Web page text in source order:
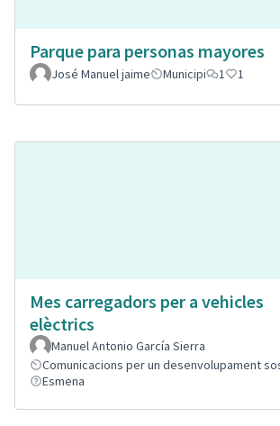
Parque para personas mayores
José Manuel jaime
Municipi 1 1
Mes carregadors per a vehicles
elèctrics
Manuel Antonio García Sierra
Comunicacions per un desenvolupament
Esmena